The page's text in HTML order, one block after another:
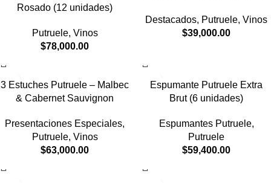
Rosado (12 unidades)
Putruele, Vinos
$78,000.00
Destacados, Putruele, Vinos
$39,000.00
3 Estuches Putruele – Malbec
& Cabernet Sauvignon
Presentaciones Especiales,
Putruele, Vinos
$63,000.00
Espumante Putruele Extra
Brut (6 unidades)
Espumantes Putruele,
Putruele
$59,400.00